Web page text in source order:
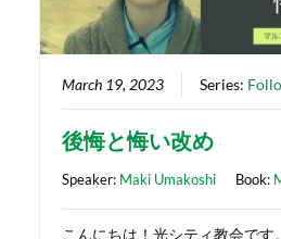
March 19, 2023 Series:
後悔と悔い改め
Speaker: Maki Umakoshi Book:
こんにちは！光シティ教会で